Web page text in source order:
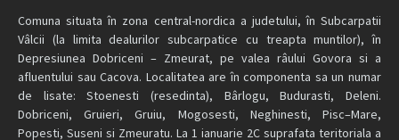
Comuna situata în zona central-nordica a judetului, în Subcarpatii
Vâlcii (la limita dealurilor subcarpatice cu treapta muntilor), în
Depresiunea Dobriceni – Zmeurat, pe valea râului Govora si a
afluentului sau Cacova. Localitatea are în componenta sa un numar
de lisate: Stoenesti (resedinta), Bârlogu, Budurasti, Deleni.
Dobriceni, Gruieri, Gruiu, Mogosesti, Neghinesti, Pisc–Mare,
Popesti, Suseni si Zmeuratu. La 1 ianuarie 2C suprafata teritoriala a